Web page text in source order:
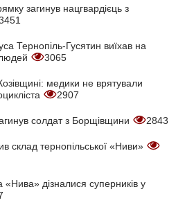
загинув нацгвардієць з
Тернопіль-Гусятин виїхав на
3065
медики не врятували
2907
солдат з Борщівщини 2843
склад тернопільської «Ниви»
«Нива» дізналися суперників у